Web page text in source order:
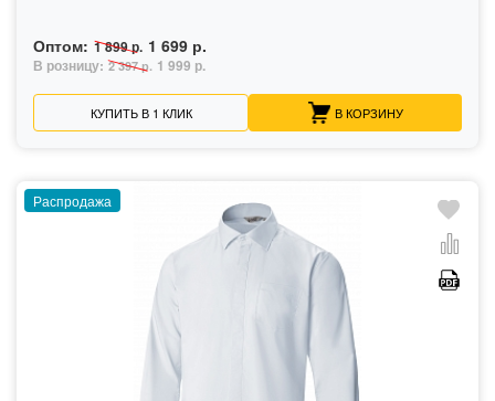
Оптом: 1 899 р. 1 699 р.
В розницу: 2 397 р. 1 999 р.
КУПИТЬ В 1 КЛИК В КОРЗИНУ
Распродажа